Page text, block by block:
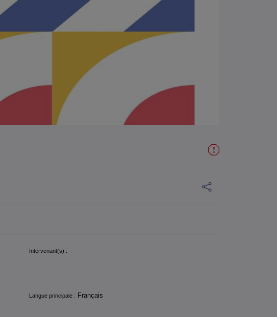
Intervenant(s) :
Langue principale : Français